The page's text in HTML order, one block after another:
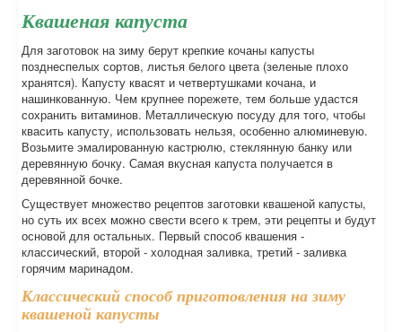
Квашеная капуста
Для заготовок на зиму берут крепкие кочаны капусты
позднеспелых сортов, листья белого цвета (зеленые плохо
хранятся). Капусту квасят и четвертушками кочана, и
нашинкованную. Чем крупнее порежете, тем больше удастся
сохранить витаминов. Металлическую посуду для того, чтобы
квасить капусту, использовать нельзя, особенно алюминевую.
Возьмите эмалированную кастрюлю, стеклянную банку или
деревянную бочку. Самая вкусная капуста получается в
деревянной бочке.
Существует множество рецептов заготовки квашеной капусты,
но суть их всех можно свести всего к трем, эти рецепты и будут
основой для остальных. Первый способ квашения -
классический, второй - холодная заливка, третий - заливка
горячим маринадом.
Классический способ приготовления на зиму
квашеной капусты